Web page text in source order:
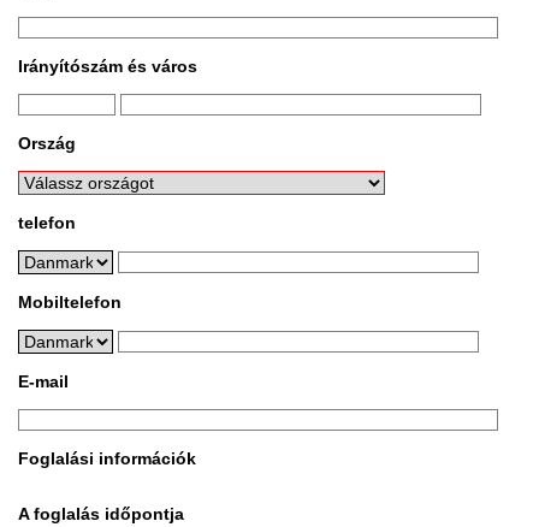
Irányítószám és város
Ország
telefon
Mobiltelefon
E-mail
Foglalási információk
A foglalás időpontja